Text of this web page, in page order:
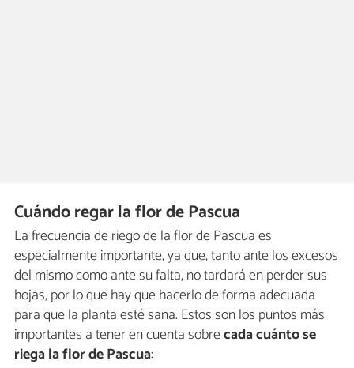
Cuándo regar la flor de Pascua
La frecuencia de riego de la flor de Pascua es
especialmente importante, ya que, tanto ante los excesos
del mismo como ante su falta, no tardará en perder sus
hojas, por lo que hay que hacerlo de forma adecuada
para que la planta esté sana. Estos son los puntos más
importantes a tener en cuenta sobrecada cuánto se
riega la flor de Pascua: